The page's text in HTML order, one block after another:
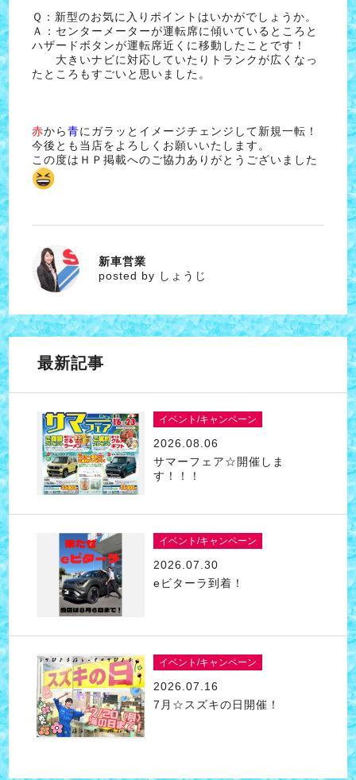
Ｑ：新型のお気に入りポイントはいかがでしょうか。
Ａ：センターメーターが運転席に傾いているところと
ハザードボタンが運転席近くに移動したことです！
大きいナビに対応していたりトランクが広くなっ
たところもすごいと思いました。
赤から青にガラッとイメージチェンジして新規一転！
今後とも当店をよろしくお願いいたします。
この度はＨＰ掲載へのご協力ありがとうございました
しょうじ
新車営業
posted by しょうじ
最新記事
イベント/キャンペーン
2026.08.06
サマーフェア☆開催しま
す！！！
イベント/キャンペーン
2026.07.30
eビターラ到着！
イベント/キャンペーン
2026.07.16
7月☆スズキの日開催！